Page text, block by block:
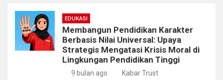
EDUKASI
Membangun Pendidikan Karakter
Berbasis Nilai Universal: Upaya
Strategis Mengatasi Krisis Moral di
Lingkungan Pendidikan Tinggi
9 bulan ago Kabar Trust